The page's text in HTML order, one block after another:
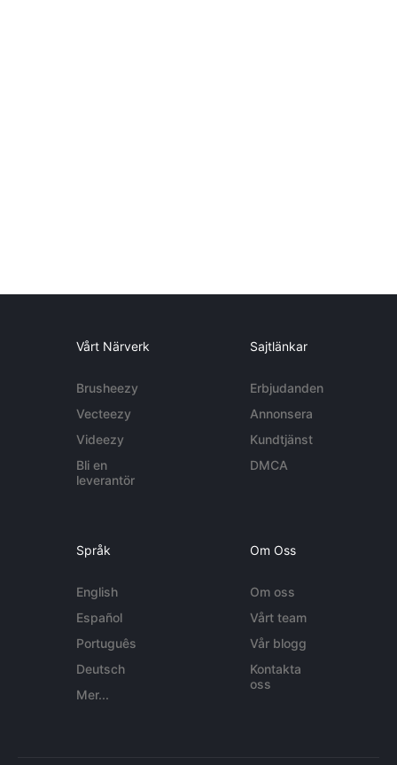
Vårt Närverk
Brusheezy
Vecteezy
Videezy
Bli en
leverantör
Sajtlänkar
Erbjudanden
Annonsera
Kundtjänst
DMCA
Språk
English
Español
Português
Deutsch
Mer...
Om Oss
Om oss
Vårt team
Vår blogg
Kontakta
oss